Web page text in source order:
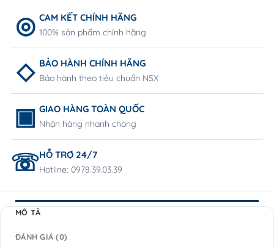
CAM KẾT CHÍNH HÃNG
100% sản phẩm chính hãng
BẢO HÀNH CHÍNH HÃNG
Bảo hành theo tiêu chuẩn NSX
GIAO HÀNG TOÀN QUỐC
Nhận hàng nhanh chóng
HỖ TRỢ 24/7
Hotline: 0978.39.03.39
MÔ TẢ
ĐÁNH GIÁ (0)